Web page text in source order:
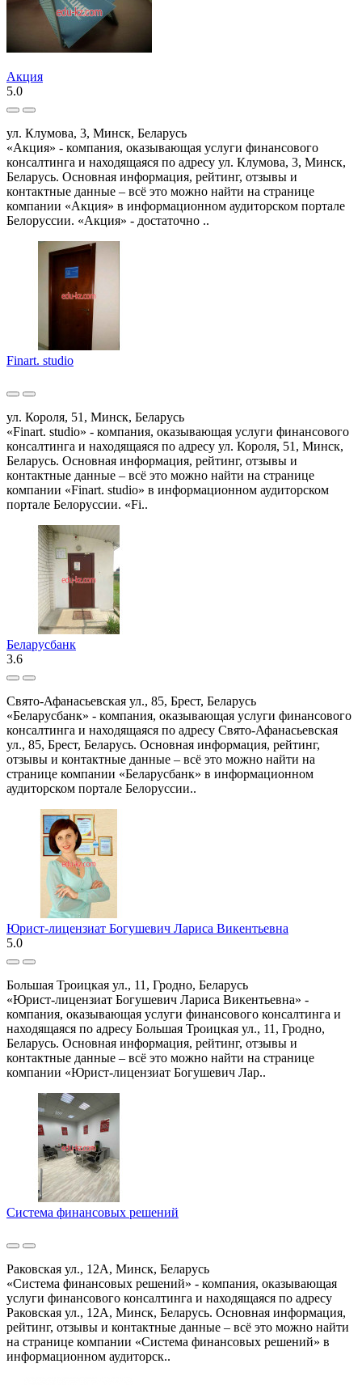
Акция
5.0
ул. Клумова, 3, Минск, Беларусь
«Акция» - компания, оказывающая услуги финансового
консалтинга и находящаяся по адресу ул. Клумова, 3, Минск,
Беларусь. Основная информация, рейтинг, отзывы и
контактные данные – всё это можно найти на странице
компании «Акция» в информационном аудиторском портале
Белоруссии. «Акция» - достаточно ..
Finart. studio
ул. Короля, 51, Минск, Беларусь
«Finart. studio» - компания, оказывающая услуги финансового
консалтинга и находящаяся по адресу ул. Короля, 51, Минск,
Беларусь. Основная информация, рейтинг, отзывы и
контактные данные – всё это можно найти на странице
компании «Finart. studio» в информационном аудиторском
портале Белоруссии. «Fi..
Беларусбанк
3.6
Свято-Афанасьевская ул., 85, Брест, Беларусь
«Беларусбанк» - компания, оказывающая услуги финансового
консалтинга и находящаяся по адресу Свято-Афанасьевская
ул., 85, Брест, Беларусь. Основная информация, рейтинг,
отзывы и контактные данные – всё это можно найти на
странице компании «Беларусбанк» в информационном
аудиторском портале Белоруссии..
Юрист-лицензиат Богушевич Лариса Викентьевна
5.0
Большая Троицкая ул., 11, Гродно, Беларусь
«Юрист-лицензиат Богушевич Лариса Викентьевна» -
компания, оказывающая услуги финансового консалтинга и
находящаяся по адресу Большая Троицкая ул., 11, Гродно,
Беларусь. Основная информация, рейтинг, отзывы и
контактные данные – всё это можно найти на странице
компании «Юрист-лицензиат Богушевич Лар..
Система финансовых решений
Раковская ул., 12А, Минск, Беларусь
«Система финансовых решений» - компания, оказывающая
услуги финансового консалтинга и находящаяся по адресу
Раковская ул., 12А, Минск, Беларусь. Основная информация,
рейтинг, отзывы и контактные данные – всё это можно найти
на странице компании «Система финансовых решений» в
информационном аудиторск..